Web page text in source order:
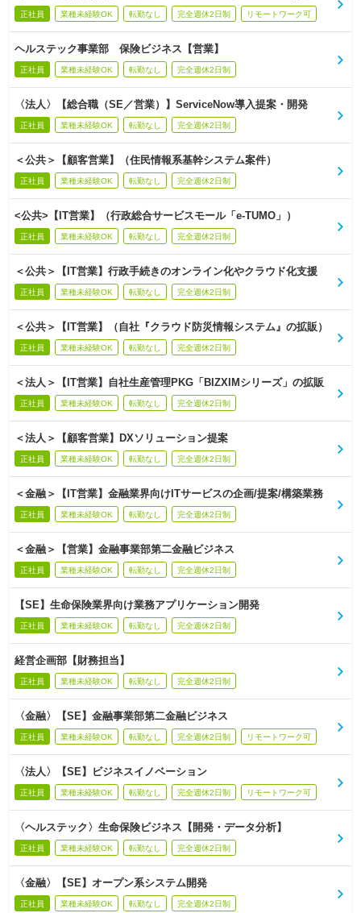
正社員 業種未経験OK 転勤なし 完全週休2日制 リモートワーク可
ヘルステック事業部 保険ビジネス【営業】
正社員 業種未経験OK 転勤なし 完全週休2日制
〈法人〉【総合職（SE／営業）】ServiceNow導入提案・開発
正社員 業種未経験OK 転勤なし 完全週休2日制
＜公共＞【顧客営業】（住民情報系基幹システム案件）
正社員 業種未経験OK 転勤なし 完全週休2日制
<公共>【IT営業】（行政総合サービスモール「e-TUMO」）
正社員 業種未経験OK 転勤なし 完全週休2日制
＜公共＞【IT営業】行政手続きのオンライン化やクラウド化支援
正社員 業種未経験OK 転勤なし 完全週休2日制
＜公共＞【IT営業】（自社『クラウド防災情報システム』の拡販）
正社員 業種未経験OK 転勤なし 完全週休2日制
＜法人＞【IT営業】自社生産管理PKG「BIZXIMシリーズ」の拡販
正社員 業種未経験OK 転勤なし 完全週休2日制
＜法人＞【顧客営業】DXソリューション提案
正社員 業種未経験OK 転勤なし 完全週休2日制
＜金融＞【IT営業】金融業界向けITサービスの企画/提案/構築業務
正社員 業種未経験OK 転勤なし 完全週休2日制
＜金融＞【営業】金融事業部第二金融ビジネス
正社員 業種未経験OK 転勤なし 完全週休2日制
【SE】生命保険業界向け業務アプリケーション開発
正社員 業種未経験OK 転勤なし 完全週休2日制
経営企画部【財務担当】
正社員 業種未経験OK 転勤なし 完全週休2日制
〈金融〉【SE】金融事業部第二金融ビジネス
正社員 業種未経験OK 転勤なし 完全週休2日制 リモートワーク可
〈法人〉【SE】ビジネスイノベーション
正社員 業種未経験OK 転勤なし 完全週休2日制 リモートワーク可
〈ヘルステック〉生命保険ビジネス【開発・データ分析】
正社員 業種未経験OK 転勤なし 完全週休2日制
〈金融〉【SE】オープン系システム開発
正社員 業種未経験OK 転勤なし 完全週休2日制